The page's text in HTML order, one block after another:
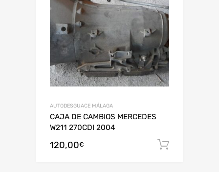
AUTODESGUACE MÁLAGA
CAJA DE CAMBIOS MERCEDES
W211 270CDI 2004
120,00€